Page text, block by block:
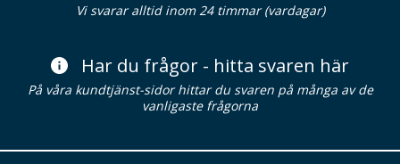
Vi svarar alltid inom 24 timmar (vardagar)
Har du frågor - hitta svaren här
På våra kundtjänst-sidor hittar du svaren på många av de
vanligaste frågorna